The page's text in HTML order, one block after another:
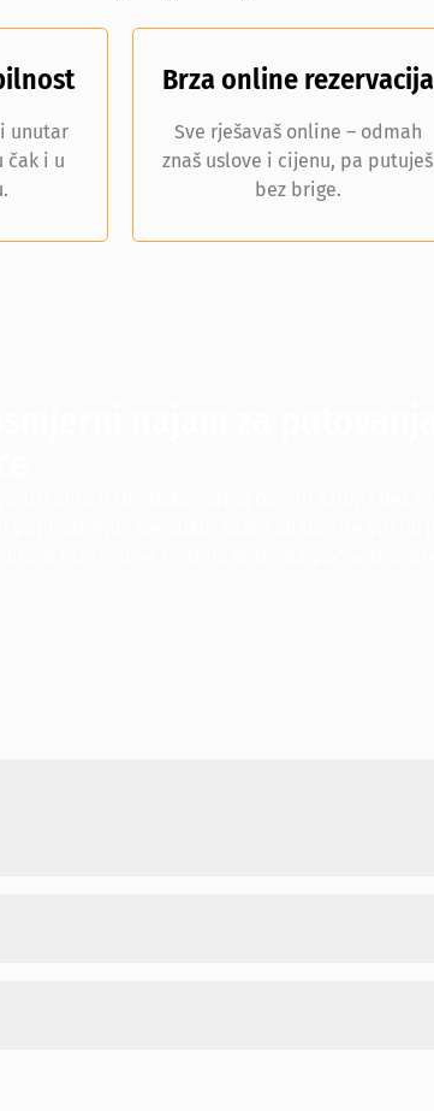
unutar
čak i u
Brza online rezervacija
Sve rješavaš online – odmah
znaš uslove i cijenu, pa putuješ
bez brige.